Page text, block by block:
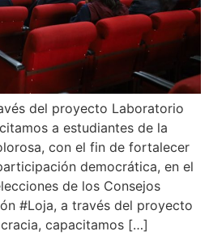
del proyecto Laboratorio
a estudiantes de la
con el fin de fortalecer
democrática, en el
de los Consejos
#Loja, a través del proyecto
capacitamos […]